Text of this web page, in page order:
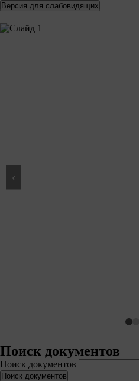
‹
Поиск документов
Поиск документов